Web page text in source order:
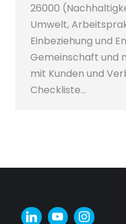
26000
Umwelt,
Einbeziehung und
Gemeinschaft und
mit Kunden und
Checkliste…